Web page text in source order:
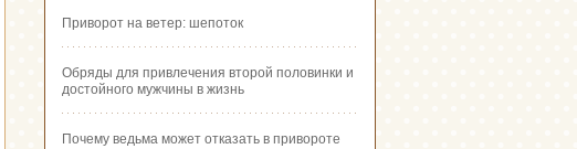
Приворот на ветер: шепоток
Обряды для привлечения второй половинки и
достойного мужчины в жизнь
Почему ведьма может отказать в привороте